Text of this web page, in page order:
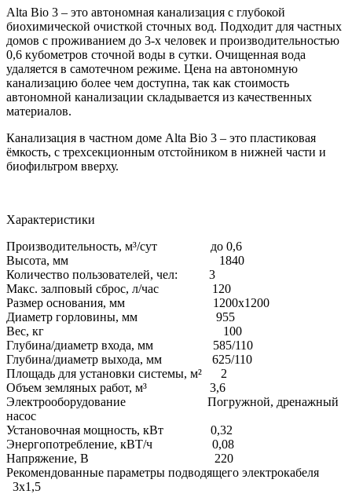
Alta Bio 3 – это автономная канализация с глубокой
биохимической очисткой сточных вод. Подходит для частных
домов с проживанием до 3-х человек и производительностью
0,6 кубометров сточной воды в сутки. Очищенная вода
удаляется в самотечном режиме. Цена на автономную
канализацию более чем доступна, так как стоимость
автономной канализации складывается из качественных
материалов.
Канализация в частном доме Alta Bio 3 – это пластиковая
ёмкость, с трехсекционным отстойником в нижней части и
биофильтром вверху.
Характеристики
Производительность, м³/сут до 0,6
Высота, мм 1840
Количество пользователей, чел: 3
Макс. залповый сброс, л/час 120
Размер основания, мм 1200х1200
Диаметр горловины, мм 955
Вес, кг 100
Глубина/диаметр входа, мм 585/110
Глубина/диаметр выхода, мм 625/110
Площадь для установки системы, м² 2
Объем земляных работ, м³ 3,6
Электрооборудование Погружной, дренажный
насос
Установочная мощность, кВт 0,32
Энергопотребление, кВТ/ч 0,08
Напряжение, В 220
Рекомендованные параметры подводящего электрокабеля
3х1,5